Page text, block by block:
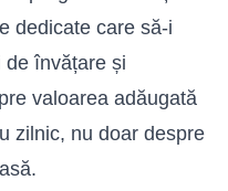
dedicate care să-i
învățare și
valoarea adăugată
zilnic, nu doar despre